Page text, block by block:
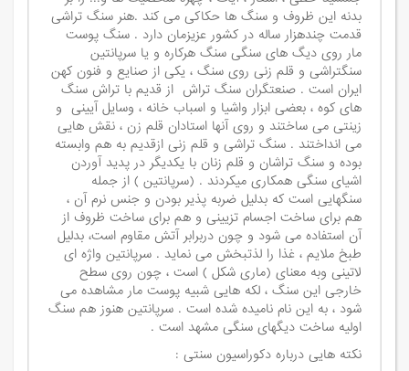
بدنه این ظروف و سنگ ها حکاکی می کند .هنر سنگ تراشی
قدمت چندهزار ساله در کشور عزیزمان دارد . سنگ پوست
مار روی دیگ های سنگی سنگ هرکاره و یا سرپانتین
سنگتراشی و قلم زنی روی سنگ ، یکی از صنایع و فنون کهن
ایران است . صنعتگران سنگ تراش از قدیم با تراش سنگ
های کوه ، بعضی ابزار واشیا و اسباب خانه ، وسایل آیینی و
زینتی می ساختند و روی آنها استادان قلم زن ، نقش هایی
می انداختند . سنگ تراشی و قلم زنی ازقدیم به هم وابسته
بوده و سنگ تراشان و قلم زنان با یکدیگر در پدید آوردن
اشیای سنگی همکاری میکردند . (سرپانتین ) از جمله
سنگهایی است که بدلیل ضربه پذیر بودن و جنس نرم آن ،
هم برای ساخت اجسام تزیینی و هم برای ساخت ظروف از
آن استفاده می شود و چون دربرابر آتش مقاوم است، بدلیل
طبخ ملایم ، غذا را لذتبخش می نماید . سرپانتین واژه ای
لاتینی وبه معنای (ماری شکل ) است ، چون روی سطح
خارجی این سنگ ، لکه هایی شبیه پوست مار مشاهده می
شود ، به این نام نامیده شده است . سرپانتین هنوز هم سنگ
اولیه ساخت دیگهای سنگی مشهد است .
نکته هایی درباره دکوراسیون سنتی :